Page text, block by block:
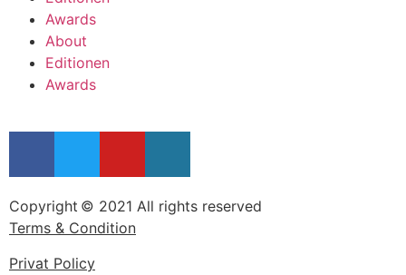
Awards
About
Editionen
Awards
Copyright © 2021 All rights reserved
Terms & Condition
Privat Policy